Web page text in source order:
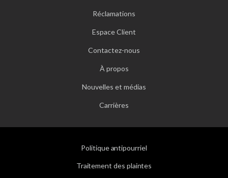
Réclamations
Espace Client
Contactez-nous
À propos
Nouvelles et médias
Carrières
Politique antipourriel
Traitement des plaintes